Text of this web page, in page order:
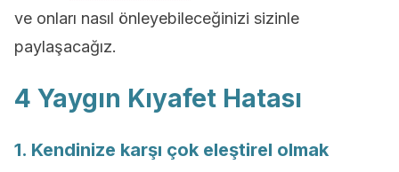
ve onları nasıl önleyebileceğinizi sizinle
paylaşacağız.
4 Yaygın Kıyafet Hatası
1. Kendinize karşı çok eleştirel olmak